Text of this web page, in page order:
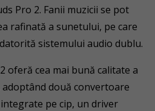
Pro 2. Fanii muzicii se pot
rafinată a sunetului, pe care
sistemului audio dublu.
oferă cea mai bună calitate a
două convertoare
pe cip, un driver